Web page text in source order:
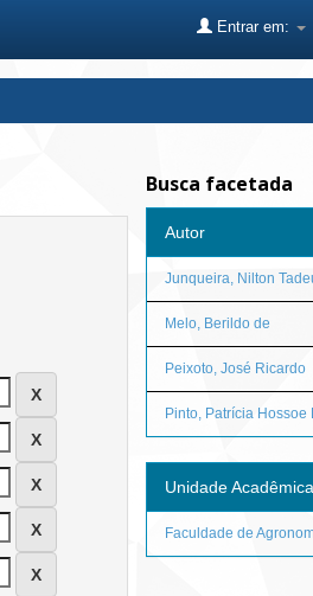
Entrar em:
Busca facetada
Autor
Junqueira, Nilton
Melo, Berildo de
Peixoto, José Ricardo
Pinto, Patrícia Hossoe
Unidade Acadêmica
Faculdade de